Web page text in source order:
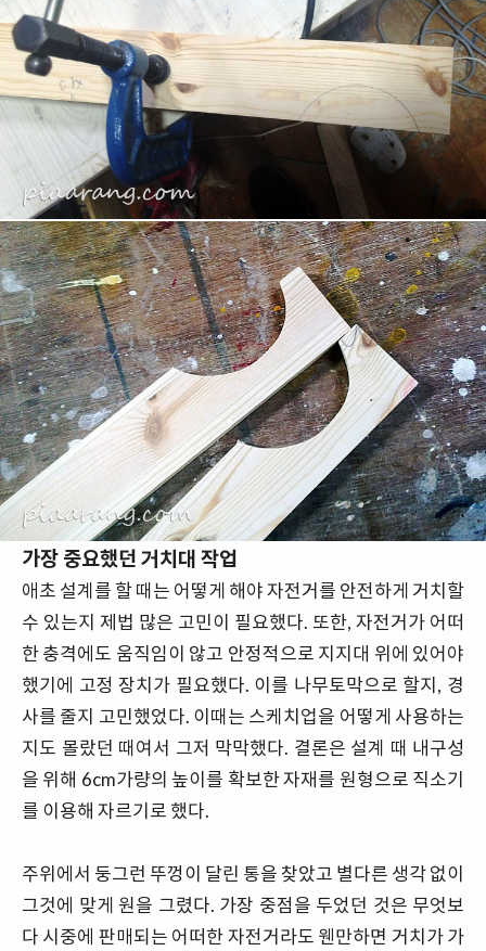
가장 중요했던 거치대 작업
애초 설계를 할 때는 어떻게 해야 자전거를 안전하게 거치할
수 있는지 제법 많은 고민이 필요했다. 또한, 자전거가 어떠
한 충격에도 움직임이 않고 안정적으로 지지대 위에 있어야
했기에 고정 장치가 필요했다. 이를 나무토막으로 할지, 경
사를 줄지 고민했었다. 이때는 스케치업을 어떻게 사용하는
지도 몰랐던 때여서 그저 막막했다. 결론은 설계 때 내구성
을 위해 6cm가량의 높이를 확보한 자재를 원형으로 직소기
를 이용해 자르기로 했다.
주위에서 둥그런 뚜껑이 달린 통을 찾았고 별다른 생각 없이
그것에 맞게 원을 그렸다. 가장 중점을 두었던 것은 무엇보
다 시중에 판매되는 어떠한 자전거라도 웬만하면 거치가 가